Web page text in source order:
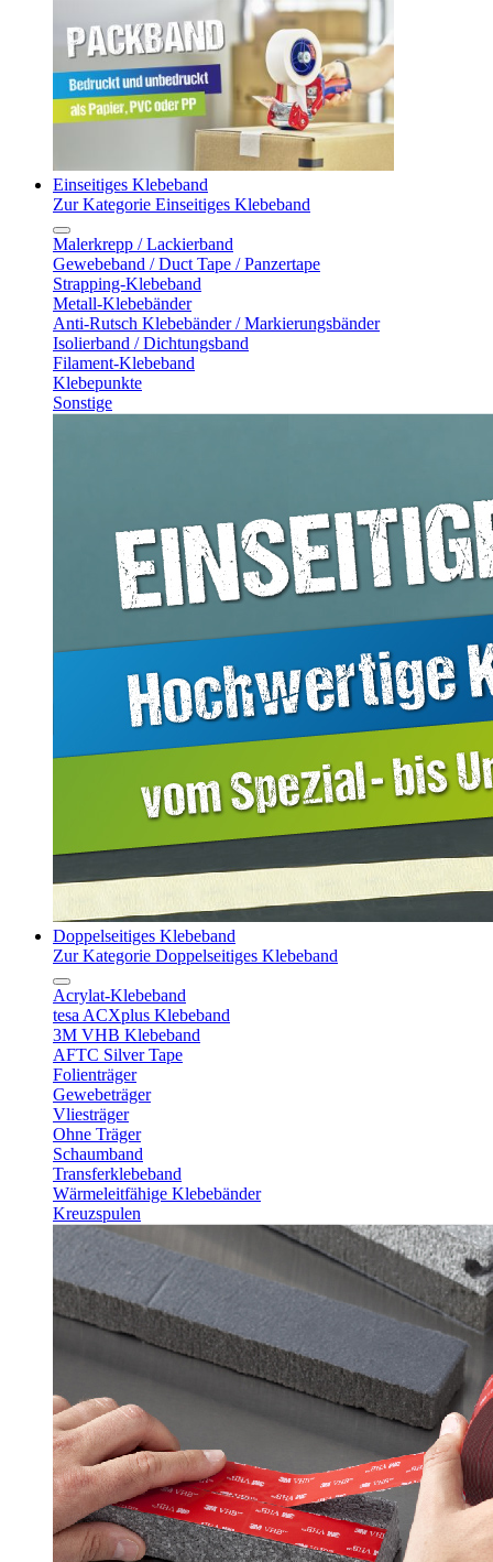
Einseitiges Klebeband
Zur Kategorie Einseitiges Klebeband
Malerkrepp / Lackierband
Gewebeband / Duct Tape / Panzertape
Strapping-Klebeband
Metall-Klebebänder
Anti-Rutsch Klebebänder / Markierungsbänder
Isolierband / Dichtungsband
Filament-Klebeband
Klebepunkte
Sonstige
Doppelseitiges Klebeband
Zur Kategorie Doppelseitiges Klebeband
Acrylat-Klebeband
tesa ACXplus Klebeband
3M VHB Klebeband
AFTC Silver Tape
Folienträger
Gewebeträger
Vliesträger
Ohne Träger
Schaumband
Transferklebeband
Wärmeleitfähige Klebebänder
Kreuzspulen